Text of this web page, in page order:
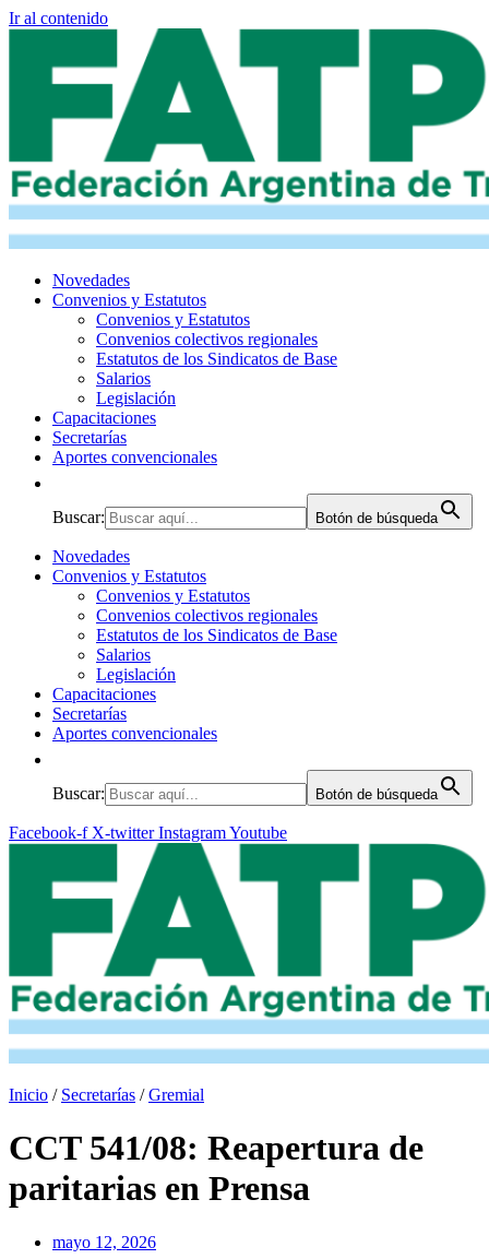
Ir al contenido
Novedades
Convenios y Estatutos
Convenios y Estatutos
Convenios colectivos regionales
Estatutos de los Sindicatos de Base
Salarios
Legislación
Capacitaciones
Secretarías
Aportes convencionales
Buscar: Botón de búsqueda
Novedades
Convenios y Estatutos
Convenios y Estatutos
Convenios colectivos regionales
Estatutos de los Sindicatos de Base
Salarios
Legislación
Capacitaciones
Secretarías
Aportes convencionales
Buscar: Botón de búsqueda
Facebook-f X-twitter InstagramYoutube
Inicio / Secretarías /Gremial
CCT 541/08: Reapertura de
paritarias en Prensa
mayo 12, 2026